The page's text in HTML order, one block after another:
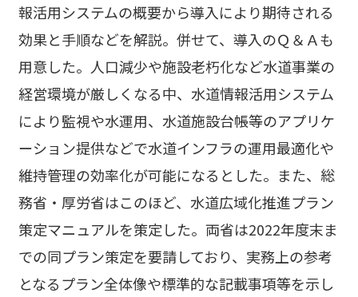
報活用システムの概要から導入により期待される
効果と手順などを解説。併せて、導入のＱ＆Ａも
用意した。人口減少や施設老朽化など水道事業の
経営環境が厳しくなる中、水道情報活用システム
により監視や水運用、水道施設台帳等のアプリケ
ーション提供などで水道インフラの運用最適化や
維持管理の効率化が可能になるとした。また、総
務省・厚労省はこのほど、水道広域化推進プラン
策定マニュアルを策定した。両省は2022年度末ま
での同プラン策定を要請しており、実務上の参考
となるプラン全体像や標準的な記載事項等を示し